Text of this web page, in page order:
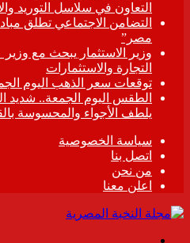
التعاون في سلاسل التوريد
التضامن الاجتماعي تطلق
مصر”
وزير الاستثمار يبحث مع وزير
التجارة والاستثمارات
توقعات سعر الذهب اليوم الجمعة 7 أغسطس
الطقس اليوم الجمعة.. شديد
يلطف الأجواء والمحسوسة
سياسة الخصوصية
اتصل بنا
من نحن
اعلن معنا